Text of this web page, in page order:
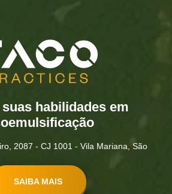
habilidades em
2087 - CJ 1001 - Vila Mariana, São
SAIBA MAIS